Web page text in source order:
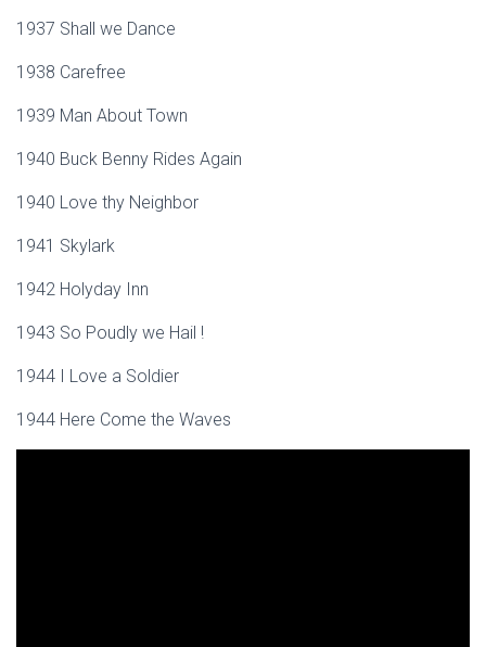
1937 Shall we Dance
1938 Carefree
1939 Man About Town
1940 Buck Benny Rides Again
1940 Love thy Neighbor
1941 Skylark
1942 Holyday Inn
1943 So Poudly we Hail !
1944 I Love a Soldier
1944 Here Come the Waves